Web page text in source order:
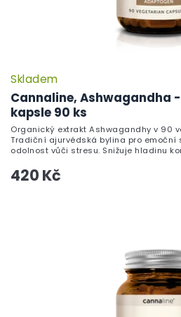
Cannaline, Ashwagandha
kapsle 90 ks
Skladem
420 Kč
Organický extrakt Ashwagandhy v 90
Tradiční ajurvédská bylina pro
odolnost vůči stresu. Snižuje hladinu